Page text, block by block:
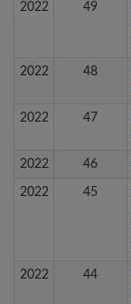
2022 49
2022 48
2022 47
2022 46
2022 45
2022 44